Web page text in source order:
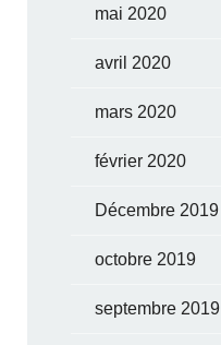
mai 2020
avril 2020
mars 2020
février 2020
Décembre 2019
octobre 2019
septembre 2019